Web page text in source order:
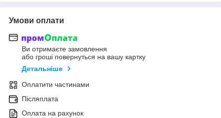
Умови оплати
Ви отримаєте замовлення
або гроші повернуться на вашу картку
Детальніше
Оплатити частинами
Післяплата
Оплата на рахунок